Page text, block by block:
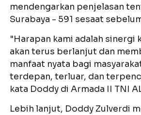
mendengarkan penjelasan
Surabaya - 591 sesaat
"Harapan kami adalah sinergi
akan terus berlanjut dan
manfaat nyata bagi
terdepan, terluar, dan
kata Doddy di Armada II TNI
Lebih lanjut, Doddy Zulverdi